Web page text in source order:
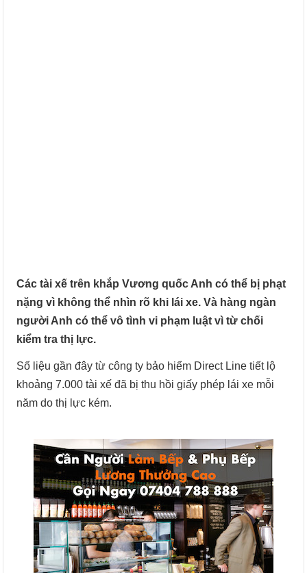
Các tài xế trên khắp Vương quốc Anh có thể bị phạt
nặng vì không thể nhìn rõ khi lái xe. Và hàng ngàn
người Anh có thể vô tình vi phạm luật vì từ chối
kiểm tra thị lực.
Số liệu gần đây từ công ty bảo hiểm Direct Line tiết lộ
khoảng 7.000 tài xế đã bị thu hồi giấy phép lái xe mỗi
năm do thị lực kém.